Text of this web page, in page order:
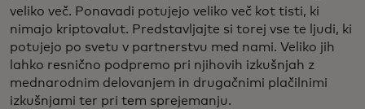
veliko več. Ponavadi potujejo veliko več kot tisti, ki
nimajo kriptovalut. Predstavljajte si torej vse te ljudi, ki
potujejo po svetu v partnerstvu med nami. Veliko jih
lahko resnično podpremo pri njihovih izkušnjah z
mednarodnim delovanjem in drugačnimi plačilnimi
izkušnjami ter pri tem sprejemanju.